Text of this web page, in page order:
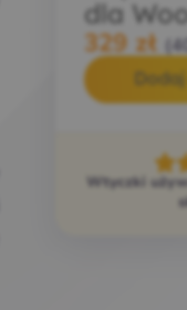
dla
329 zł
Wtyczki